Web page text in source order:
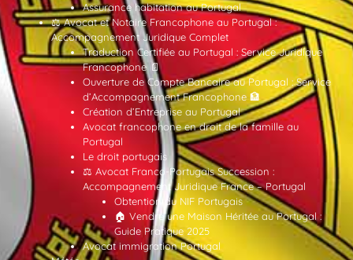
Assurance habitation au Portugal
⚖️ Avocat et Notaire Francophone au Portugal :
Accompagnement Juridique Complet
Traduction Certifiée au Portugal : Service Juridique
Francophone 📄
Ouverture de Compte Bancaire au Portugal : Service
d’Accompagnement Francophone 🏦
Création d’Entreprise au Portugal
Avocat francophone en droit de la famille au
Portugal
Le droit portugais
⚖️ Avocat Franco-Portugais Succession :
Accompagnement Juridique France – Portugal
Obtention du NIF Portugais
🏠 Vendre une Maison Héritée au Portugal :
Guide Pratique 2025
Avocat immigration Portugal